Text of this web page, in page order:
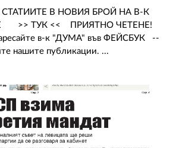
В НОВИЯ БРОЙ НА В-К
>> ТУК << ПРИЯТНО ЧЕТЕНЕ!
в-к "ДУМА" във ФЕЙСБУК --
нашите публикации. ...